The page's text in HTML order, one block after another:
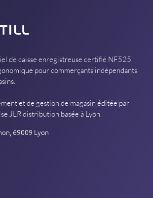
de caisse enregistreuse certifié NF525.
pour commerçants indépendants
et de gestion de magasin éditée par
JLR distribution basée à Lyon.
69009 Lyon